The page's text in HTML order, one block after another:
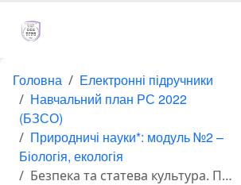
Головна
Електронні підручники
Навчальний план РС 2022
(БЗСО)
Природничі науки*: модуль №2 –
Біологія, екологія
Безпека та статева культура. Профілактика захворювань,що передаються статевим шляхом.